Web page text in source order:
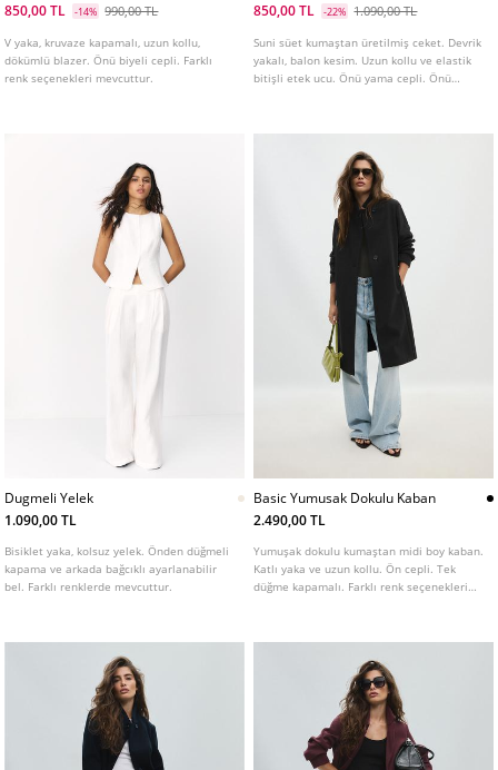
850,00 TL
-14% 990,00 TL
V yaka, kruvaze kapamalı, uzun kollu,
dökümlü blazer. Önü biyeli cepli. Farklı
renk seçenekleri mevcuttur.
850,00 TL
-22% 1.090,00 TL
Suni süet kumaştan üretilmiş ceket. Devrik
yakalı, balon kesim. Uzun kollu ve elastik
bitişli etek ucu. Önü yama cepli. Önü
Dugmeli Yelek
1.090,00 TL
Bisiklet yaka, kolsuz yelek. Önden düğmeli
kapama ve arkada bağcıklı ayarlanabilir
bel. Farklı renklerde mevcuttur.
Basic Yumusak Dokulu Kaban
2.490,00 TL
Yumuşak dokulu kumaştan midi boy kaban.
Katlı yaka ve uzun kollu. Ön cepli. Tek
düğme kapamalı. Farklı renk seçenekleri